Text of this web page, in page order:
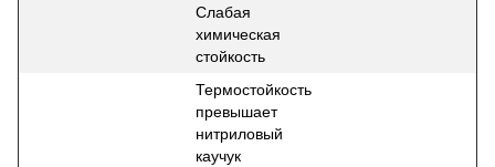
Слабая
химическая
стойкость
Термостойкость
превышает
нитриловый
каучук